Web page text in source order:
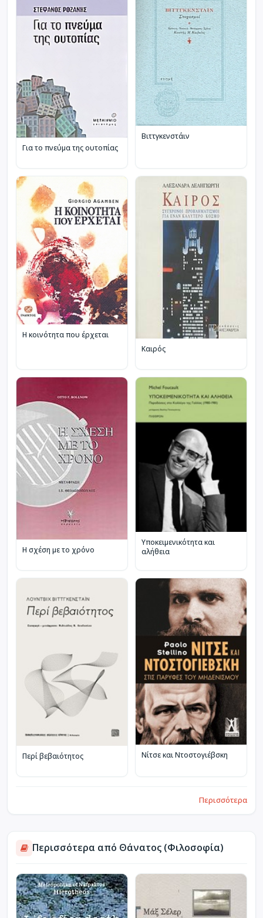
Για το πνεύμα της ουτοπίας
Βιττγκενστάιν
Η κοινότητα που έρχεται
Καιρός
Η σχέση με το χρόνο
Υποκειμενικότητα και
αλήθεια
Περί βεβαιότητος Νίτσε και Ντοστογιέβσκη
Περισσότερα
Περισσότερα από Θάνατος (Φιλοσοφία)